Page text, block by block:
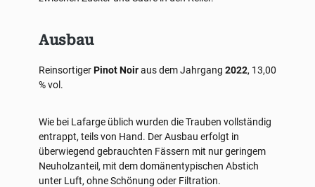
Ausbau
ReinsortigerPinot Noiraus dem Jahrgang 2022, 13,00
% vol.
Wie bei Lafarge üblich wurden die Trauben vollständig
entrappt, teils von Hand. Der Ausbau erfolgt in
überwiegend gebrauchten Fässern mit nur geringem
Neuholzanteil, mit dem domänentypischen Abstich
unter Luft, ohne Schönung oder Filtration.